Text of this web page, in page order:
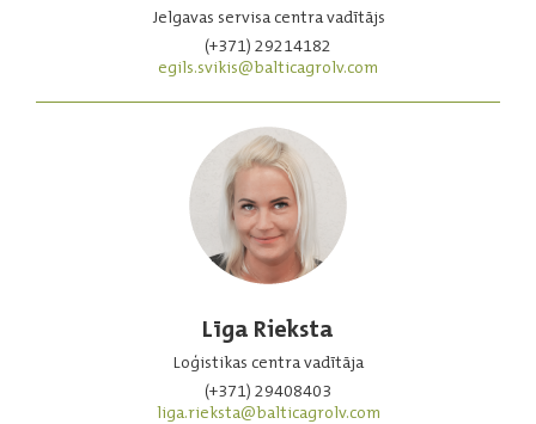
Jelgavas servisa centra vadītājs
(+371) 29214182
egils.svikis@balticagrolv.com
Līga Rieksta
Loģistikas centra vadītāja
(+371) 29408403
liga.rieksta@balticagrolv.com